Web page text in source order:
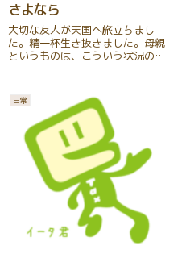
さよなら
大切な友人が天国へ旅立ちまし
た。精一杯生き抜きました。母親
というものは、こういう状況の時
加して、ご飯作って、仕事し
て・・・。でも、それでよいのか
もしれません。
日常